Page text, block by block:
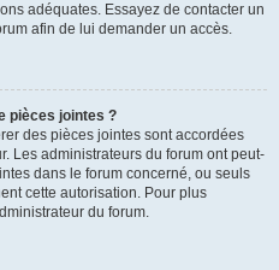
adéquates. Essayez de contacter un
afin de lui demander un accès.
pièces jointes ?
des pièces jointes sont accordées
Les administrateurs du forum ont peut-
dans le forum concerné, ou seuls
cette autorisation. Pour plus
du forum.